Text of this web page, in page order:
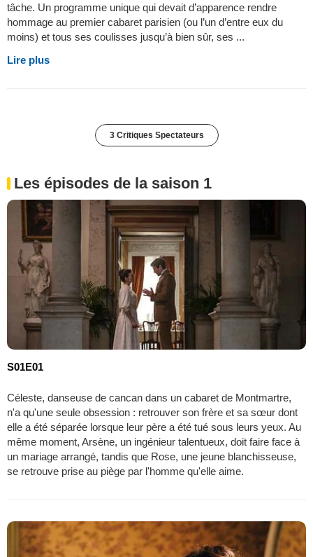
tâche. Un programme unique qui devait d’apparence rendre
hommage au premier cabaret parisien (ou l’un d’entre eux du
moins) et tous ses coulisses jusqu’à bien sûr, ses ...
Lire plus
3 Critiques Spectateurs
Les épisodes de la saison 1
S01E01
Céleste, danseuse de cancan dans un cabaret de Montmartre,
n'a qu'une seule obsession : retrouver son frère et sa sœur dont
elle a été séparée lorsque leur père a été tué sous leurs yeux. Au
même moment, Arsène, un ingénieur talentueux, doit faire face à
un mariage arrangé, tandis que Rose, une jeune blanchisseuse,
se retrouve prise au piège par l'homme qu'elle aime.